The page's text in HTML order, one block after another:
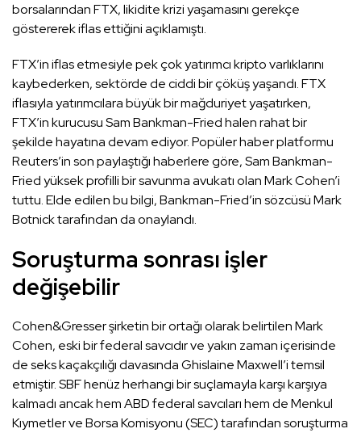
borsalarından FTX, likidite krizi yaşamasını gerekçe
göstererek iflas ettiğini açıklamıştı.
FTX’in iflas etmesiyle pek çok yatırımcı kripto varlıklarını
kaybederken, sektörde de ciddi bir çöküş yaşandı. FTX
iflasıyla yatırımcılara büyük bir mağduriyet yaşatırken,
FTX’in kurucusu Sam Bankman-Fried halen rahat bir
şekilde hayatına devam ediyor. Popüler haber platformu
Reuters’in son paylaştığı haberlere göre, Sam Bankman-
Fried yüksek profilli bir savunma avukatı olan Mark Cohen’i
tuttu. Elde edilen bu bilgi, Bankman-Fried’in sözcüsü Mark
Botnick tarafından da onaylandı.
Soruşturma sonrası işler
değişebilir
Cohen&Gresser şirketin bir ortağı olarak belirtilen Mark
Cohen, eski bir federal savcıdır ve yakın zaman içerisinde
de seks kaçakçılığı davasında Ghislaine Maxwell’i temsil
etmiştir. SBF henüz herhangi bir suçlamayla karşı karşıya
kalmadı ancak hem ABD federal savcıları hem de Menkul
Kıymetler ve Borsa Komisyonu (SEC) tarafından soruşturma